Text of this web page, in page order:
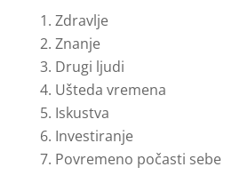
Zdravlje
Znanje
Drugi ljudi
Ušteda vremena
Iskustva
Investiranje
Povremeno počasti sebe